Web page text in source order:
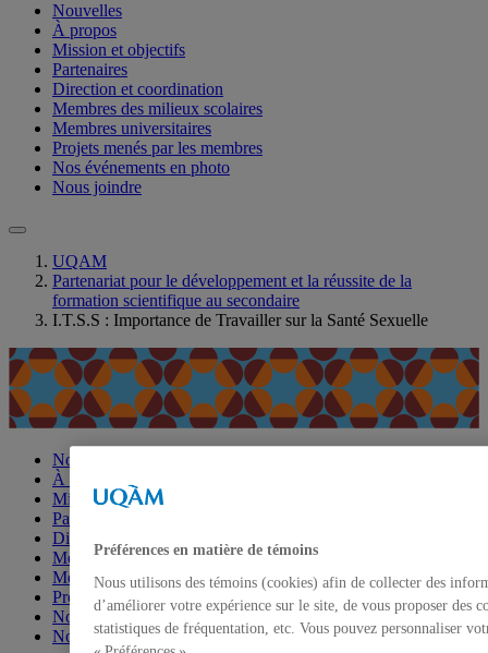
Nouvelles
À propos
Mission et objectifs
Partenaires
Direction et coordination
Membres des milieux scolaires
Membres universitaires
Projets menés par les membres
Nos événements en photo
Nous joindre
UQAM
Partenariat pour le développement et la réussite de la
formation scientifique au secondaire
I.T.S.S : Importance de Travailler sur la Santé Sexuelle
Nouvelles
À propos
Mission et objectifs
Partenaires
Direction et coordination
Membres des milieux scolaires
Membres universitaires
Projets menés par les membres
Nos événements en photo
Nous joindre
Préférences en matière de témoins
Nous utilisons des témoins (cookies) afin de collecter des
d’améliorer votre expérience sur le site, de vous proposer des
statistiques de fréquentation, etc. Vous pouvez personnaliser